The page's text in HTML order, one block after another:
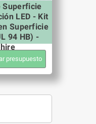
Superficie
LED - Kit
Superficie
94 HB) -
presupuesto